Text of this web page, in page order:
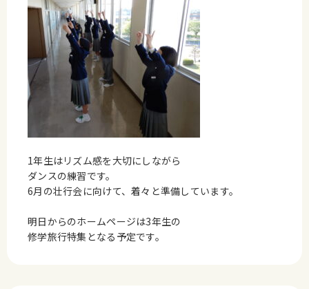
1年生はリズム感を大切にしながら
ダンスの練習です。
6月の壮行会に向けて、着々と準備しています。
明日からのホームページは3年生の
修学旅行特集となる予定です。